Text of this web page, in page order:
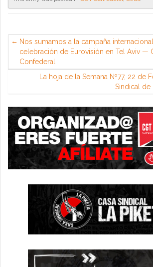
Nos sumamos a la campaña
celebración de Eurovisión en Tel Aviv —
Confederal
La hoja de la Semana Nº77, 22 de
Sindical de